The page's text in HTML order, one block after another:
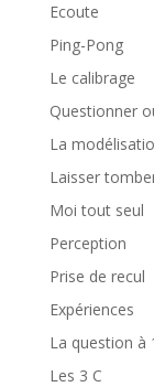
Ecoute
Ping-Pong
Le calibrage
Questionner
La
Laisser
Moi tout seul
Perception
Prise de recul
Expériences
La question à
Les 3 C